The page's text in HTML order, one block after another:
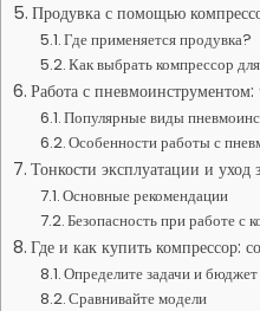
Продувка с помощью
Где применяется продувка?
Как выбрать компрессор
Работа с
Популярные виды
Особенности работы с
Тонкости эксплуатации и уход
Основные рекомендации
Безопасность при работе с
Где и как купить компрессор:
Определите задачи и бюджет
Сравнивайте модели